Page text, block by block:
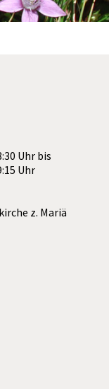
Uhr bis
Uhr
z. Mariä